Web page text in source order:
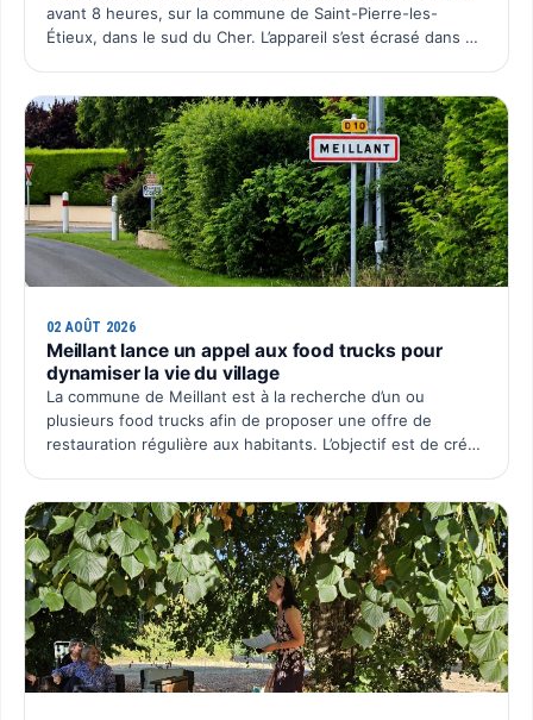
avant 8 heures, sur la commune de Saint-Pierre-les-
Étieux, dans le sud du Cher. L’appareil s’est écrasé dans un
02 AOÛT 2026
Meillant lance un appel aux food trucks pour
dynamiser la vie du village
La commune de Meillant est à la recherche d’un ou
plusieurs food trucks afin de proposer une offre de
restauration régulière aux habitants. L’objectif est de créer